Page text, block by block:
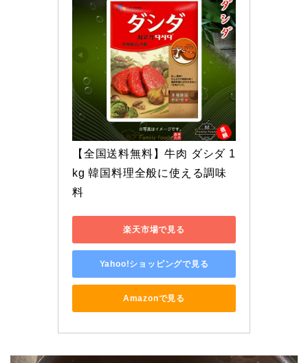
【全国送料無料】牛肉 ダシダ 1
kg 韓国料理全般に使える調味
料
楽天市場で見る
Yahoo!ショッピングで見る
Amazonで見る